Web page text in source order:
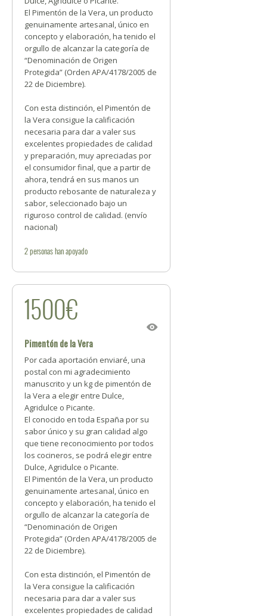
El Pimentón de la Vera, un producto
genuinamente artesanal, único en
concepto y elaboración, ha tenido el
orgullo de alcanzar la categoría de
“Denominación de Origen
Protegida” (Orden APA/4178/2005 de
22 de Diciembre).
Con esta distinción, el Pimentón de
la Vera consigue la calificación
necesaria para dar a valer sus
excelentes propiedades de calidad
y preparación, muy apreciadas por
el consumidor final, que a partir de
ahora, tendrá en sus manos un
producto rebosante de naturaleza y
sabor, seleccionado bajo un
riguroso control de calidad. (envío
nacional)
2personashan apoyado
1500€
Pimentón de la Vera
Por cada aportación enviaré, una
postal con mi agradecimiento
manuscrito y un kg de pimentón de
la Vera a elegir entre Dulce,
Agridulce o Picante.
El conocido en toda España por su
sabor único y su gran calidad algo
que tiene reconocimiento por todos
los cocineros, se podrá elegir entre
Dulce, Agridulce o Picante.
El Pimentón de la Vera, un producto
genuinamente artesanal, único en
concepto y elaboración, ha tenido el
orgullo de alcanzar la categoría de
“Denominación de Origen
Protegida” (Orden APA/4178/2005 de
22 de Diciembre).
Con esta distinción, el Pimentón de
la Vera consigue la calificación
necesaria para dar a valer sus
excelentes propiedades de calidad